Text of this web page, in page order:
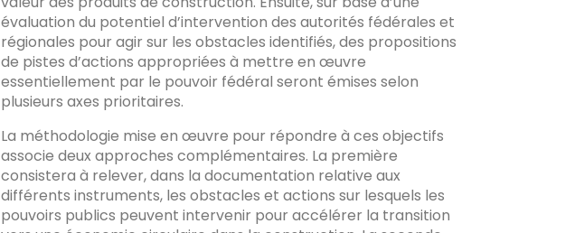
évaluation du potentiel d’intervention des autorités fédérales et
régionales pour agir sur les obstacles identifiés, des propositions
de pistes d’actions appropriées à mettre en œuvre
essentiellement par le pouvoir fédéral seront émises selon
plusieurs axes prioritaires.
La méthodologie mise en œuvre pour répondre à ces objectifs
associe deux approches complémentaires. La première
consistera à relever, dans la documentation relative aux
différents instruments, les obstacles et actions sur lesquels les
pouvoirs publics peuvent intervenir pour accélérer la transition